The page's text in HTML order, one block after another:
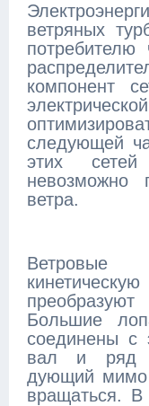
ветряных
компонент
следующей
этих
невозможно
ветра.
Ветровые
Большие
соединены с
вал и ряд
дующий мимо
вращаться.